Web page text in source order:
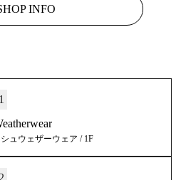
INFO
ュウェザーウェア / 1F